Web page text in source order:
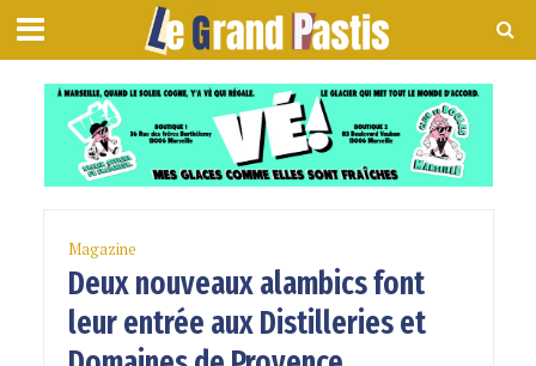
Magazine
Deux nouveaux alambics font
leur entrée aux Distilleries et